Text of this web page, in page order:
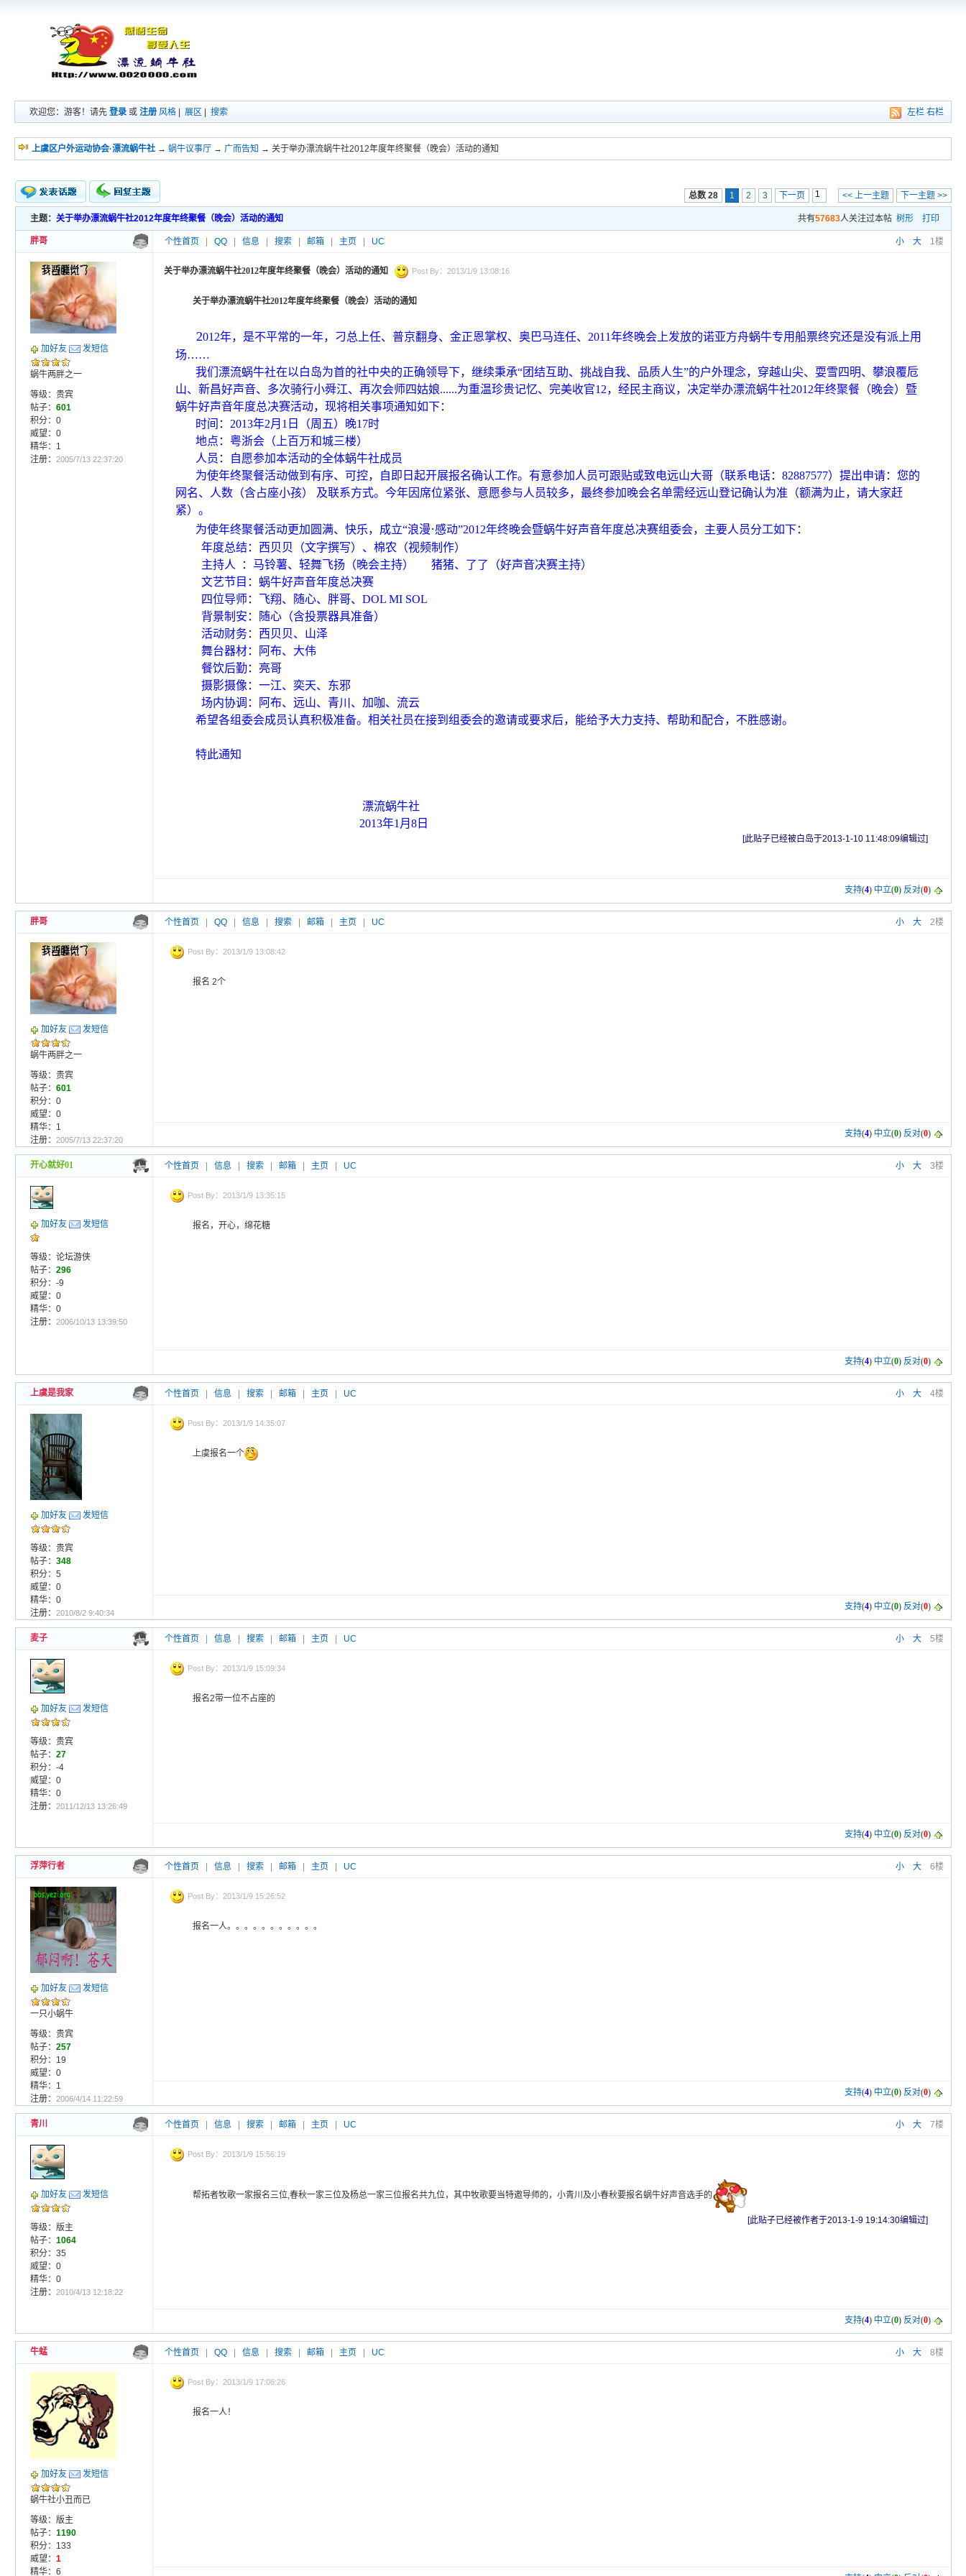
左栏 右栏
欢迎您：游客！请先登录 或注册 风格 |展区 |搜索
上虞区户外运动协会·漂流蜗牛社 →蜗牛议事厅 →广而告知 → 关于举办漂流蜗牛社2012年度年终聚餐（晚会）活动的通知
新的主题
投票帖
小字报
下一主题 >>
<< 上一主题
总数 28 1 2 3 下一页
共有57683人关注过本帖 树形 打印
主题： 关于举办漂流蜗牛社2012年度年终聚餐（晚会）活动的通知
胖哥 小 大 1楼
个性首页 QQ 信息 搜索 邮箱 主页 UC
加好友 发短信
蜗牛两胖之一
等级：贵宾
帖子： 601
积分：0
威望：0
精华：1
注册：
2005/7/13 22:37:20
关于举办漂流蜗牛社2012年度年终聚餐（晚会）活动的通知 Post By：2013/1/9 13:08:16
关于举办漂流蜗牛社2012年度年终聚餐（晚会）活动的通知
2012年，是不平常的一年，刁总上任、普京翻身、金正恩掌权、奥巴马连任、2011年终晚会上发放的诺亚方舟蜗牛专用船票终究还是没有派上用
场……
我们漂流蜗牛社在以白岛为首的社中央的正确领导下，继续秉承“团结互助、挑战自我、品质人生”的户外理念，穿越山尖、 耍雪四明、攀浪覆卮
山、新昌好声音、多次骑行小舜江、再次会师四姑娘......为重温珍贵记忆、完美收官12，经民主商议，决定举办漂流蜗牛社2012年终聚餐（晚会）暨
蜗牛好声音年度总决赛活动，现将相关事项通知如下：
时间：2013年2月1日（周五）晚17时
地点：粤浙会（上百万和城三楼）
人员：自愿参加本活动的全体蜗牛社成员
为使年终聚餐活动做到有序、可控，自即日起开展报名确认工作。有意参加人员可跟贴或致电远山大哥（联系电话：82887577） 提出申请：您的
网名、人数（含占座小孩） 及联系方式。今年因席位紧张、意愿参与人员较多，最终参加晚会名单需经远山登记确认为准（额满为止，请大家赶
紧）。
为使年终聚餐活动更加圆满、快乐，成立“浪漫·感动”2012年终晚会暨蜗牛好声音年度总决赛组委会，主要人员分工如下：
年度总结：西贝贝（文字撰写）、棉农（视频制作）
主持人 ：马铃薯、轻舞飞扬（晚会主持） 猪猪、了了（好声音决赛主持）
文艺节目：蜗牛好声音年度总决赛
四位导师：飞翔、随心、胖哥、DOL MI SOL
背景制安：随心（含投票器具准备）
活动财务：西贝贝、山泽
舞台器材：阿布、大伟
餐饮后勤：亮哥
摄影摄像：一江、奕天、东邪
场内协调：阿布、远山、青川、加咖、流云
希望各组委会成员认真积极准备。相关社员在接到组委会的邀请或要求后，能给予大力支持、帮助和配合，不胜感谢。
特此通知
漂流蜗牛社
2013年1月8日
[此贴子已经被白岛于2013-1-10 11:48:09编辑过]
支持(4) 中立(0) 反对(0)
胖哥 小 大 2楼
个性首页 QQ 信息 搜索 邮箱 主页 UC
加好友 发短信
蜗牛两胖之一
等级：贵宾
帖子： 601
积分：0
威望：0
精华：1
注册：
2005/7/13 22:37:20
Post By：2013/1/9 13:08:42
报名 2个
支持(4) 中立(0) 反对(0)
开心就好01 小 大 3楼
个性首页 信息 搜索 邮箱 主页 UC
加好友 发短信
等级：论坛游侠
帖子： 296
积分：-9
威望：0
精华：0
注册：
2006/10/13 13:39:50
Post By：2013/1/9 13:35:15
报名，开心，绵花糖
支持(4) 中立(0) 反对(0)
上虞是我家 小 大 4楼
个性首页 信息 搜索 邮箱 主页 UC
加好友 发短信
等级：贵宾
帖子： 348
积分：5
威望：0
精华：0
注册：
2010/8/2 9:40:34
Post By：2013/1/9 14:35:07
上虞报名一个
支持(4) 中立(0) 反对(0)
麦子 小 大 5楼
个性首页 信息 搜索 邮箱 主页 UC
加好友 发短信
等级：贵宾
帖子： 27
积分：-4
威望：0
精华：0
注册：
2011/12/13 13:26:49
Post By：2013/1/9 15:09:34
报名2带一位不占座的
支持(4) 中立(0) 反对(0)
浮萍行者 小 大 6楼
个性首页 信息 搜索 邮箱 主页 UC
加好友 发短信
一只小蜗牛
等级：贵宾
帖子： 257
积分：19
威望：0
精华：1
注册：
2006/4/14 11:22:59
Post By：2013/1/9 15:26:52
报名一人。。。。。。。。。。。
支持(4) 中立(0) 反对(0)
青川 小 大 7楼
个性首页 信息 搜索 邮箱 主页 UC
加好友 发短信
等级：版主
帖子： 1064
积分：35
威望：0
精华：0
注册：
2010/4/13 12:18:22
Post By：2013/1/9 15:56:19
帮拓者牧歌一家报名三位,春秋一家三位及杨总一家三位报名共九位，其中牧歌要当特邀导师的，小青川及小春秋要报名蜗牛好声音选手的
[此贴子已经被作者于2013-1-9 19:14:30编辑过]
支持(4) 中立(0) 反对(0)
牛蜢 小 大 8楼
个性首页 QQ 信息 搜索 邮箱 主页 UC
加好友 发短信
蜗牛社小丑而已
等级：版主
帖子： 1190
积分：133
威望： 1
精华：6
Post By：2013/1/9 17:06:26
报名一人！